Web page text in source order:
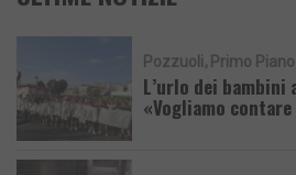
Pozzuoli Primo Piano
L’urlo dei
«Vogliamo